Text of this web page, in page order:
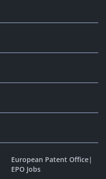
European Patent Office|
EPO Jobs